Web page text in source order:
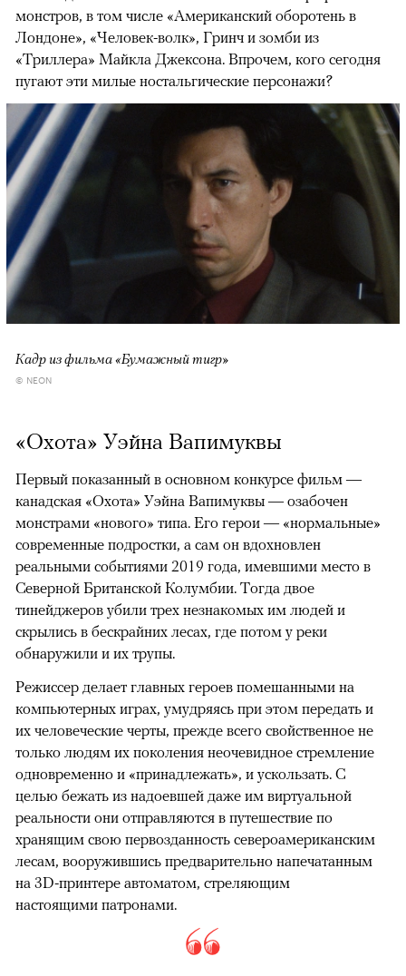
монстров, в том числе «Американский оборотень в
Лондоне», «Человек-волк», Гринч и зомби из
«Триллера» Майкла Джексона. Впрочем, кого сегодня
пугают эти милые ностальгические персонажи?
Кадр из фильма «Бумажный тигр»
© NEON
«Охота» Уэйна Вапимуквы
Первый показанный в основном конкурсе фильм —
канадская «Охота» Уэйна Вапимуквы — озабочен
монстрами «нового» типа. Его герои — «нормальные»
современные подростки, а сам он вдохновлен
реальными событиями 2019 года, имевшими место в
Северной Британской Колумбии. Тогда двое
тинейджеров убили трех незнакомых им людей и
скрылись в бескрайних лесах, где потом у реки
обнаружили и их трупы.
Режиссер делает главных героев помешанными на
компьютерных играх, умудряясь при этом передать и
их человеческие черты, прежде всего свойственное не
только людям их поколения неочевидное стремление
одновременно и «принадлежать», и ускользать. С
целью бежать из надоевшей даже им виртуальной
реальности они отправляются в путешествие по
хранящим свою первозданность североамериканским
лесам, вооружившись предварительно напечатанным
на 3D-принтере автоматом, стреляющим
настоящими патронами.